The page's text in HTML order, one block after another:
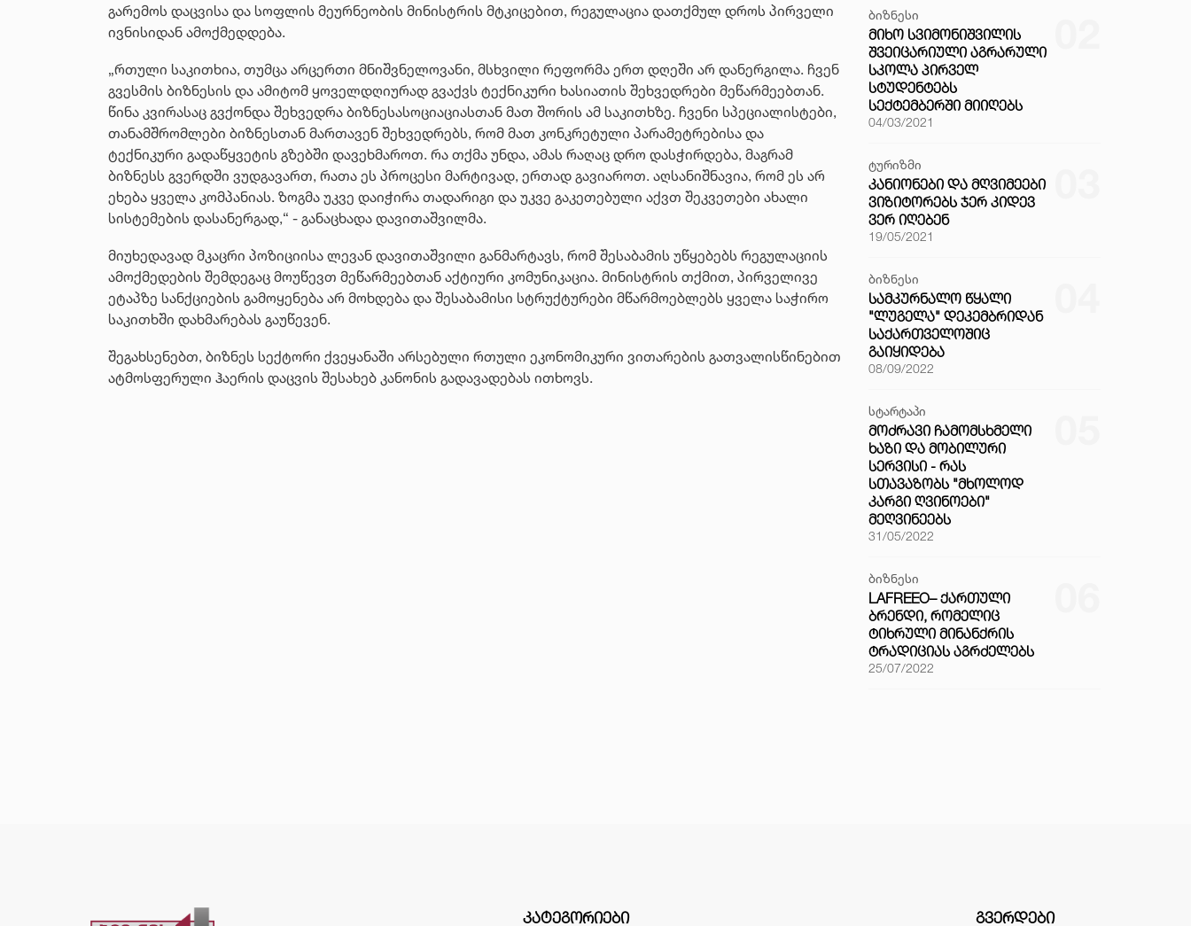
გარემოს დაცვისა და სოფლის მეურნეობის მინისტრის მტკიცებით, რეგულაცია დათქმულ დროს პირველი
ივნისიდან ამოქმედდება.
„რთული საკითხია, თუმცა არცერთი მნიშვნელოვანი, მსხვილი რეფორმა ერთ დღეში არ დანერგილა. ჩვენ
გვესმის ბიზნესის და ამიტომ ყოველდღიურად გვაქვს ტექნიკური ხასიათის შეხვედრები მეწარმეებთან.
წინა კვირასაც გვქონდა შეხვედრა ბიზნესასოციაციასთან მათ შორის ამ საკითხზე. ჩვენი სპეციალისტები,
თანამშრომლები ბიზნესთან მართავენ შეხვედრებს, რომ მათ კონკრეტული პარამეტრებისა და
ტექნიკური გადაწყვეტის გზებში დავეხმაროთ. რა თქმა უნდა, ამას რაღაც დრო დასჭირდება, მაგრამ
ბიზნესს გვერდში ვუდგავართ, რათა ეს პროცესი მარტივად, ერთად გავიაროთ. აღსანიშნავია, რომ ეს არ
ეხება ყველა კომპანიას. ზოგმა უკვე დაიჭირა თადარიგი და უკვე გაკეთებული აქვთ შეკვეთები ახალი
სისტემების დასანერგად,“ - განაცხადა დავითაშვილმა.
მიუხედავად მკაცრი პოზიციისა ლევან დავითაშვილი განმარტავს, რომ შესაბამის უწყებებს რეგულაციის
ამოქმედების შემდეგაც მოუწევთ მეწარმეებთან აქტიური კომუნიკაცია. მინისტრის თქმით, პირველივე
ეტაპზე სანქციების გამოყენება არ მოხდება და შესაბამისი სტრუქტურები მწარმოებლებს ყველა საჭირო
საკითხში დახმარებას გაუწევენ.
შეგახსენებთ, ბიზნეს სექტორი ქვეყანაში არსებული რთული ეკონომიკური ვითარების გათვალისწინებით
ატმოსფერული ჰაერის დაცვის შესახებ კანონის გადავადებას ითხოვს.
ბიზნესი
ᲛᲘᲮᲝ ᲡᲕᲘᲛᲝᲜᲘᲨᲕᲘᲚᲘᲡ
ᲨᲕᲔᲘᲪᲐᲠᲘᲣᲚᲘ ᲐᲒᲠᲐᲠᲣᲚᲘ
ᲡᲙᲝᲚᲐ ᲞᲘᲠᲕᲔᲚ
ᲡᲢᲣᲓᲔᲜᲢᲔᲑᲡ
ᲡᲔᲥᲢᲔᲛᲑᲔᲠᲨᲘ ᲛᲘᲘᲦᲔᲑᲡ
04/03/2021
ტურიზმი
ᲙᲐᲜᲘᲝᲜᲔᲑᲘ ᲓᲐ ᲛᲦᲕᲘᲛᲔᲔᲑᲘ
ᲕᲘᲖᲘᲢᲝᲠᲔᲑᲡ ᲯᲔᲠ ᲙᲘᲓᲔᲕ
ᲕᲔᲠ ᲘᲦᲔᲑᲔᲜ
19/05/2021
ბიზნესი
ᲡᲐᲛᲙᲣᲠᲜᲐᲚᲝ ᲬᲧᲐᲚᲘ
"ᲚᲣᲒᲔᲚᲐ" ᲓᲔᲙᲔᲛᲑᲠᲘᲓᲐᲜ
ᲡᲐᲥᲐᲠᲗᲕᲔᲚᲝᲨᲘᲪ
ᲒᲐᲘᲧᲘᲓᲔᲑᲐ
08/09/2022
სტარტაპი
ᲛᲝᲫᲠᲐᲕᲘ ᲩᲐᲛᲝᲛᲡᲮᲛᲔᲚᲘ
ᲮᲐᲖᲘ ᲓᲐ ᲛᲝᲑᲘᲚᲣᲠᲘ
ᲡᲔᲠᲕᲘᲡᲘ - ᲠᲐᲡ
ᲡᲗᲐᲕᲐᲖᲝᲑᲡ "ᲛᲮᲝᲚᲝᲓ
ᲙᲐᲠᲒᲘ ᲦᲕᲘᲜᲝᲔᲑᲘ"
ᲛᲔᲦᲕᲘᲜᲔᲔᲑᲡ
31/05/2022
ბიზნესი
LAFREEO– ᲥᲐᲠᲗᲣᲚᲘ
ᲑᲠᲔᲜᲓᲘ, ᲠᲝᲛᲔᲚᲘᲪ
ᲢᲘᲮᲠᲣᲚᲘ ᲛᲘᲜᲐᲜᲥᲠᲘᲡ
ᲢᲠᲐᲓᲘᲪᲘᲐᲡ ᲐᲒᲠᲫᲔᲚᲔᲑᲡ
25/07/2022
ᲙᲐᲢᲔᲒᲝᲠᲘᲔᲑᲘ ᲒᲕᲔᲠᲓᲔᲑᲘ